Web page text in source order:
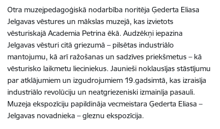
Otra muzejpedagoģiskā nodarbība noritēja Ģederta Eliasa
Jelgavas vēstures un mākslas muzejā, kas izvietots
vēsturiskajā Academia Petrina ēkā. Audzēkņi iepazina
Jelgavas vēsturi citā griezumā – pilsētas industriālo
mantojumu, kā arī ražošanas un sadzīves priekšmetus – kā
vēsturisko laikmetu lieciniekus. Jaunieši noklausījas stāstījumu
par atklājumiem un izgudrojumiem 19.gadsimtā, kas izraisīja
industriālo revolūciju un neatgriezeniski izmainīja pasauli.
Muzeja ekspozīciju papildināja vecmeistara Ģederta Eliasa –
Jelgavas novadnieka – gleznu ekspozīcija.